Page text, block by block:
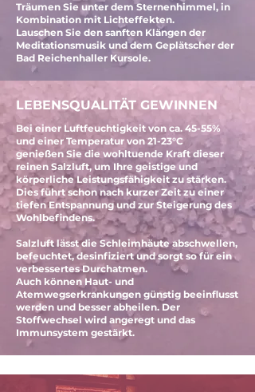
Träumen Sie unter dem Sternenhimmel, in
Kombination mit Lichteffekten.
Lauschen Sie den sanften Klängen der
Meditationsmusik und dem Geplätscher der
Bad Reichenhaller Kursole.
LEBENSQUALITÄT GEWINNEN
Bei einer Luftfeuchtigkeit von ca. 45-55%
und einer Temperatur von 21-23°C
genießen Sie die wohltuende Kraft dieser
reinen Salzluft, um Ihre geistige und
körperliche Leistungsfähigkeit zu stärken.
Dies führt schon nach kurzer Zeit zu einer
tiefen Entspannung und zur Steigerung des
Wohlbefindens.
Salzluft lässt die Schleimhäute abschwellen,
befeuchtet, desinfiziert und sorgt so für ein
verbessertes Durchatmen.
Auch können Haut- und
Atemwegserkrankungen günstig beeinflusst
werden und besser abheilen. Der
Stoffwechsel wird angeregt und das
Immunsystem gestärkt.